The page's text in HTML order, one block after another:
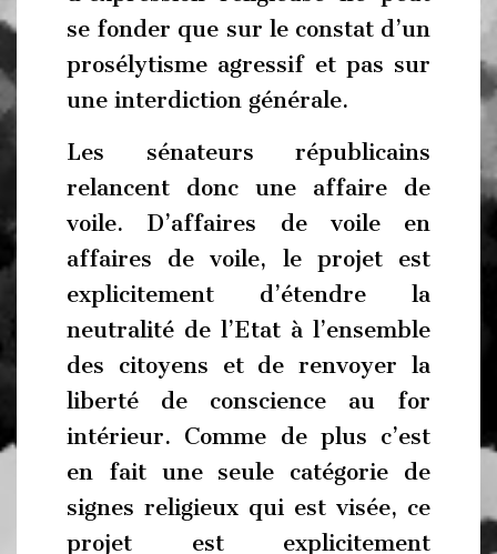
se fonder que sur le constat d’un
prosélytisme agressif et pas sur
une interdiction générale.
Les sénateurs républicains
relancent donc une affaire de
voile. D’affaires de voile en
affaires de voile, le projet est
explicitement d’étendre la
neutralité de l’Etat à l’ensemble
des citoyens et de renvoyer la
liberté de conscience au for
intérieur. Comme de plus c’est
en fait une seule catégorie de
signes religieux qui est visée, ce
projet est explicitement